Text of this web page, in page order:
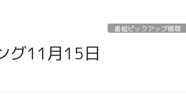
番組ピックアップ情報
グ11月15日